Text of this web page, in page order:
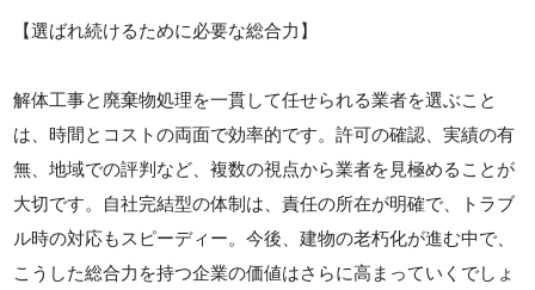
【選ばれ続けるために必要な総合力】
解体工事と廃棄物処理を一貫して任せられる業者を選ぶこと
は、時間とコストの両面で効率的です。許可の確認、実績の有
無、地域での評判など、複数の視点から業者を見極めることが
大切です。自社完結型の体制は、責任の所在が明確で、トラブ
ル時の対応もスピーディー。今後、建物の老朽化が進む中で、
こうした総合力を持つ企業の価値はさらに高まっていくでしょ